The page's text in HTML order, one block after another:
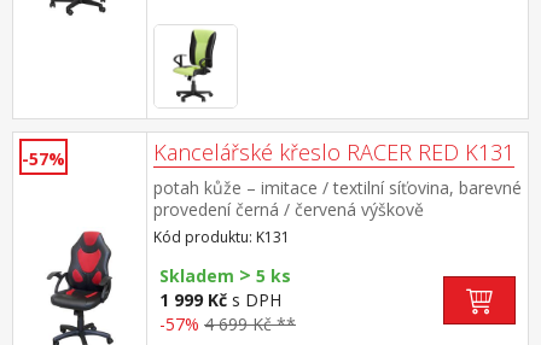
-57% Kancelářské křeslo RACER RED K131
potah kůže – imitace / textilní síťovina, barevné
provedení černá / červená výškově
nastavitelné, houpací mechanismus, výška
sedu 43-52 cm
Kód produktu: K131
Skladem > 5 ks
1 999 Kč s DPH
-57% 4 699 Kč **